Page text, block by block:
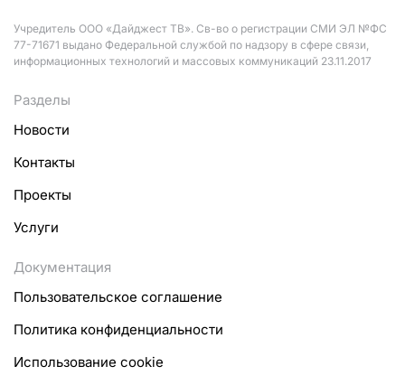
Учредитель ООО «Дайджест ТВ». Св-во о регистрации СМИ ЭЛ №ФС
77-71671 выдано Федеральной службой по надзору в сфере связи,
информационных технологий и массовых коммуникаций 23.11.2017
Разделы
Новости
Контакты
Проекты
Услуги
Документация
Пользовательское соглашение
Политика конфиденциальности
Использование cookie